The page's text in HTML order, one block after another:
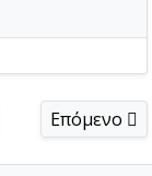
Επόμενο